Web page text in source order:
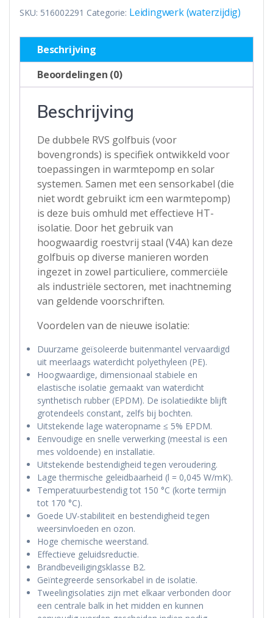
DN20
19
isolatie
aansluiting
meter
aantal
SKU: 516002291 Categorie: Leidingwerk (waterzijdig)
Beschrijving
Beoordelingen (0)
Beschrijving
De dubbele RVS golfbuis (voor
bovengronds) is specifiek ontwikkeld voor
toepassingen in warmtepomp en solar
systemen. Samen met een sensorkabel (die
niet wordt gebruikt icm een warmtepomp)
is deze buis omhuld met effectieve HT-
isolatie. Door het gebruik van
hoogwaardig roestvrij staal (V4A) kan deze
golfbuis op diverse manieren worden
ingezet in zowel particuliere, commerciële
als industriële sectoren, met inachtneming
van geldende voorschriften.
Voordelen van de nieuwe isolatie:
Duurzame geïsoleerde buitenmantel vervaardigd
uit meerlaags waterdicht polyethyleen (PE).
Hoogwaardige, dimensionaal stabiele en
elastische isolatie gemaakt van waterdicht
synthetisch rubber (EPDM). De isolatiedikte blijft
grotendeels constant, zelfs bij bochten.
Uitstekende lage wateropname ≤ 5% EPDM.
Eenvoudige en snelle verwerking (meestal is een
mes voldoende) en installatie.
Uitstekende bestendigheid tegen veroudering.
Lage thermische geleidbaarheid (l = 0,045 W/mK).
Temperatuurbestendig tot 150 °C (korte termijn
tot 170 °C).
Goede UV-stabiliteit en bestendigheid tegen
weersinvloeden en ozon.
Hoge chemische weerstand.
Effectieve geluidsreductie.
Brandbeveiligingsklasse B2.
Geïntegreerde sensorkabel in de isolatie.
Tweelingisolaties zijn met elkaar verbonden door
een centrale balk in het midden en kunnen